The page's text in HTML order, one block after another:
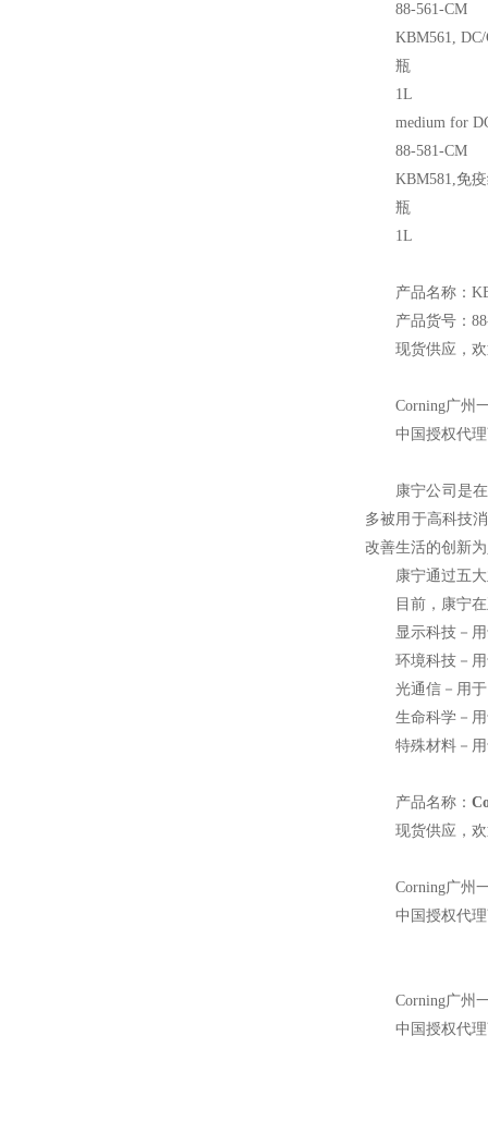
88-561-CM
KBM561,
瓶
1L
medium for
88-581-CM
KBM581,免
瓶
1L
产品名称：
产品货号：
现货供应，
Corning广州
中国授权代
康宁公司是
多被用于高科技
改善生活的创新
康宁通过五
目前，康宁
显示科技－
环境科技－
光通信－用
生命科学－
特殊材料－
产品名称：
现货供应，
Corning广州
中国授权代
Corning广州
中国授权代